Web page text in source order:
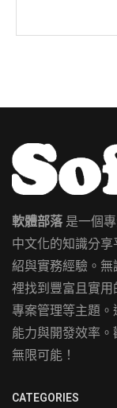
軟體部落是一個專
中文化的知識分
紹與實務經驗。
裡找到豐富且實用
專案管理等主題
能力與開發效率
無限可能！
CATEGORIES